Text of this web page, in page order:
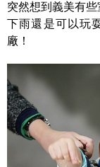
突然想到義美有些
下雨還是可以玩
廠！